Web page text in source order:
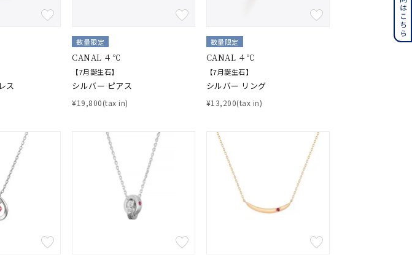
石 10月の誕生石 12月の誕生石
パヴェ ライン 馬蹄
フラワー
リボン その他
グリーン イエロー
ブラウン
シンプル ユニセックス
日
絞り込んで検索する
ス
数量限定
CANAL ４℃
【7月誕生石】
シルバー ピアス
¥19,800(tax in)
数量限定
CANAL ４℃
【7月誕生石】
シルバー リング
¥13,200(tax in)